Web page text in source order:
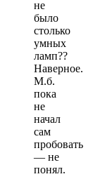
не
было
столько
умных
ламп??
Наверное.
М.б.
пока
не
начал
сам
пробовать
— не
понял.